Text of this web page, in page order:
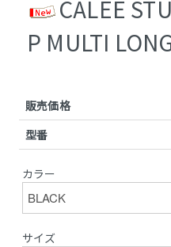
CALEE
P MULTI
販売価格
型番
カラー
サイズ